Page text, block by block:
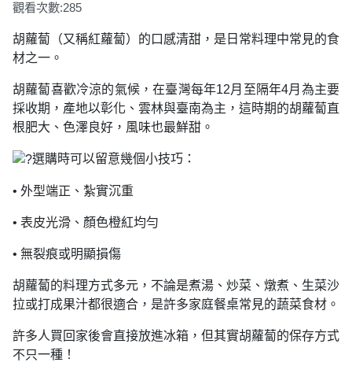
觀看次數:285
胡蘿蔔（又稱紅蘿蔔）的口感清甜，是日常料理中常見的食
材之一。
胡蘿蔔喜歡冷涼的氣候，在臺灣每年12月至隔年4月為主要
採收期，產地以彰化、雲林與臺南為主，這時期的胡蘿蔔直
根肥大、色澤良好，風味也最鮮甜。
選購時可以留意幾個小技巧：
• 外型端正、紮實沉重
• 表皮光滑、顏色橙紅均勻
• 無裂痕或明顯損傷
胡蘿蔔的料理方式多元，不論是煮湯、炒菜、燉煮、生菜沙
拉或打成果汁都很適合，是許多家庭餐桌常見的蔬菜食材。
許多人買回家後會直接放進冰箱，但其實胡蘿蔔的保存方式
不只一種！